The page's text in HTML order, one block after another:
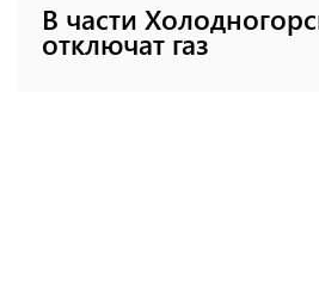
В части
отключат газ